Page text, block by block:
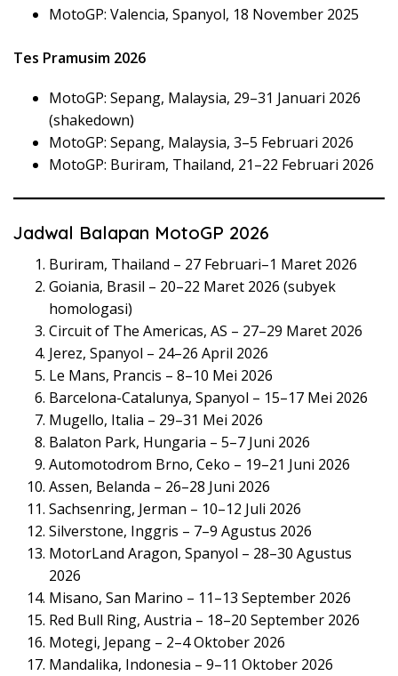
MotoGP: Valencia, Spanyol, 18 November 2025
Tes Pramusim 2026
MotoGP: Sepang, Malaysia, 29–31 Januari 2026
(shakedown)
MotoGP: Sepang, Malaysia, 3–5 Februari 2026
MotoGP: Buriram, Thailand, 21–22 Februari 2026
Jadwal Balapan MotoGP 2026
Buriram, Thailand – 27 Februari–1 Maret 2026
Goiania, Brasil – 20–22 Maret 2026 (subyek
homologasi)
Circuit of The Americas, AS – 27–29 Maret 2026
Jerez, Spanyol – 24–26 April 2026
Le Mans, Prancis – 8–10 Mei 2026
Barcelona-Catalunya, Spanyol – 15–17 Mei 2026
Mugello, Italia – 29–31 Mei 2026
Balaton Park, Hungaria – 5–7 Juni 2026
Automotodrom Brno, Ceko – 19–21 Juni 2026
Assen, Belanda – 26–28 Juni 2026
Sachsenring, Jerman – 10–12 Juli 2026
Silverstone, Inggris – 7–9 Agustus 2026
MotorLand Aragon, Spanyol – 28–30 Agustus
2026
Misano, San Marino – 11–13 September 2026
Red Bull Ring, Austria – 18–20 September 2026
Motegi, Jepang – 2–4 Oktober 2026
Mandalika, Indonesia – 9–11 Oktober 2026